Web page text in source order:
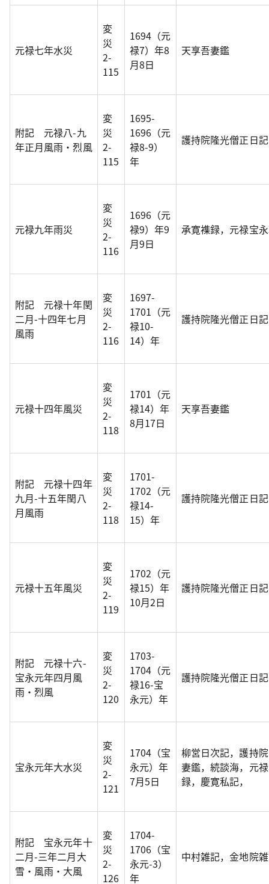
元禄七年水災
変
災
2-
115
1694（元
禄7）年8
月8日
天享吾妻鑑
附記 元禄八-九
年正月風雨・烈風
変
災
2-
115
1695-
1696（元
禄8-9）
年
護持院隆光僧正日
元禄九年雨災
変
災
2-
116
1696（元
禄9）年9
月9日
承寛襍録，元禄宝
附記 元禄十年閏
二月-十四年七月
風雨
変
災
2-
116
1697-
1701（元
禄10-
14）年
護持院隆光僧正日
元禄十四年風災
変
災
2-
118
1701（元
禄14）年
8月17日
天享吾妻鑑
附記 元禄十四年
九月-十五年閏八
月風雨
変
災
2-
118
1701-
1702（元
禄14-
15）年
護持院隆光僧正日
元禄十五年風災
変
災
2-
119
1702（元
禄15）年
10月2日
護持院隆光僧正日
附記 元禄十六-
宝永元年四月風
雨・烈風
変
災
2-
120
1703-
1704（元
禄16-宝
永元）年
護持院隆光僧正日
宝永元年大水災
変
災
2-
121
1704（宝
永元）年
7月5日
柳営日次記，護持
妻鑑，続談海，元
録，慶寛私記，
附記 宝永元年十
二月-三年二月大
雪・風雨・大風
変
災
2-
126
1704-
1706（宝
永元-3）
年
中村雑記，金地院